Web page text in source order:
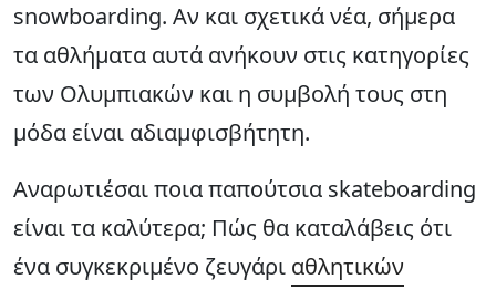
snowboarding. Αν και σχετικά νέα, σήμερα
τα αθλήματα αυτά ανήκουν στις κατηγορίες
των Ολυμπιακών και η συμβολή τους στη
μόδα είναι αδιαμφισβήτητη.
Αναρωτιέσαι ποια παπούτσια skateboarding
είναι τα καλύτερα; Πώς θα καταλάβεις ότι
ένα συγκεκριμένο ζευγάρι αθλητικών